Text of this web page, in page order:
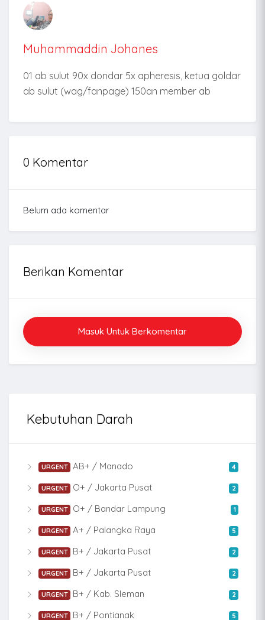
Muhammaddin Johanes
01 ab sulut 90x dondar 5x apheresis, ketua goldar
ab sulut (wag/fanpage) 150an member ab
0 Komentar
Belum ada komentar
Berikan Komentar
Masuk Untuk Berkomentar
Kebutuhan Darah
URGENT AB+ / Manado 4
URGENT O+ / Jakarta Pusat 2
URGENT O+ / Bandar Lampung 1
URGENT A+ / Palangka Raya 5
URGENT B+ / Jakarta Pusat 2
URGENT B+ / Jakarta Pusat 2
URGENT B+ / Kab. Sleman 2
URGENT B+ / Pontianak 5